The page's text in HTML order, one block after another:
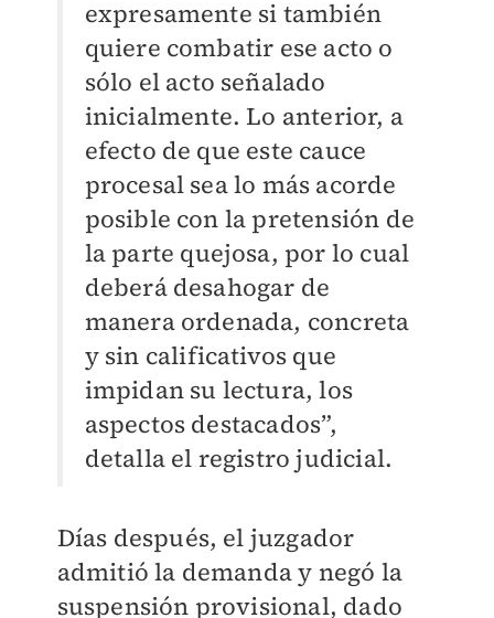
expresamente si también
quiere combatir ese acto o
sólo el acto señalado
inicialmente. Lo anterior, a
efecto de que este cauce
procesal sea lo más acorde
posible con la pretensión de
la parte quejosa, por lo cual
deberá desahogar de
manera ordenada, concreta
y sin calificativos que
impidan su lectura, los
aspectos destacados”,
detalla el registro judicial.
Días después, el juzgador
admitió la demanda y negó la
suspensión provisional, dado